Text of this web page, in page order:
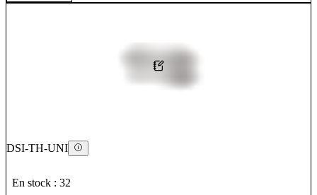
DSI-TH-UNI
En stock : 32